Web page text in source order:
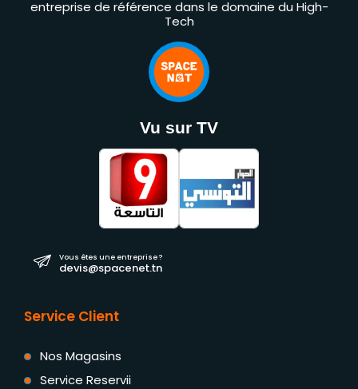
entreprise de référence dans le domaine du High-
Tech
Vu sur TV
Vous êtes une entreprise ?
devis@spacenet.tn
Service Client
Nos Magasins
Service Reservii